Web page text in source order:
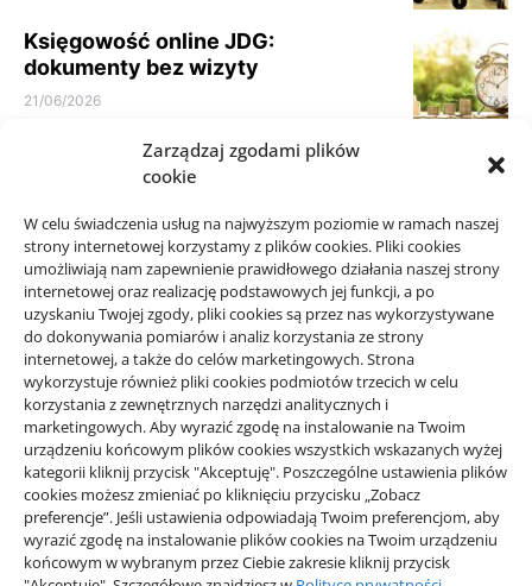
Zarządzaj zgodami plików
cookie
W celu świadczenia usług na najwyższym poziomie w ramach naszej
strony internetowej korzystamy z plików cookies. Pliki cookies
umożliwiają nam zapewnienie prawidłowego działania naszej strony
internetowej oraz realizację podstawowych jej funkcji, a po
uzyskaniu Twojej zgody, pliki cookies są przez nas wykorzystywane
do dokonywania pomiarów i analiz korzystania ze strony
internetowej, a także do celów marketingowych. Strona
wykorzystuje również pliki cookies podmiotów trzecich w celu
korzystania z zewnętrznych narzędzi analitycznych i
marketingowych. Aby wyrazić zgodę na instalowanie na Twoim
urządzeniu końcowym plików cookies wszystkich wskazanych wyżej
kategorii kliknij przycisk "Akceptuję". Poszczególne ustawienia plików
cookies możesz zmieniać po kliknięciu przycisku „Zobacz
preferencje”. Jeśli ustawienia odpowiadają Twoim preferencjom, aby
wyrazić zgodę na instalowanie plików cookies na Twoim urządzeniu
końcowym w wybranym przez Ciebie zakresie kliknij przycisk
Księgowość online JDG:
dokumenty bez wizyty
21/06/2026
Parkiet do domu do spokojnego
wnętrza: jak nie kierować się
10/06/2026
Projekty domów Rzeszów
wizytówki nap